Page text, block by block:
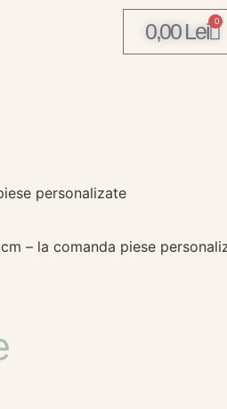
0,00Lei 0
personalizate
– la comanda piese